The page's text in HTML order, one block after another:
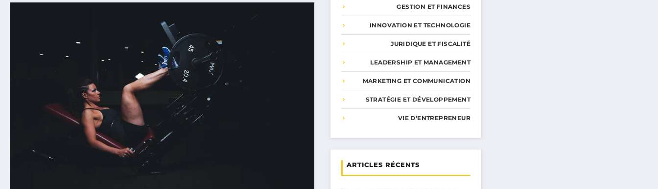
GESTION ET FINANCES
INNOVATION ET TECHNOLOGIE
JURIDIQUE ET FISCALITÉ
LEADERSHIP ET MANAGEMENT
MARKETING ET COMMUNICATION
STRATÉGIE ET DÉVELOPPEMENT
VIE D’ENTREPRENEUR
ARTICLES RÉCENTS